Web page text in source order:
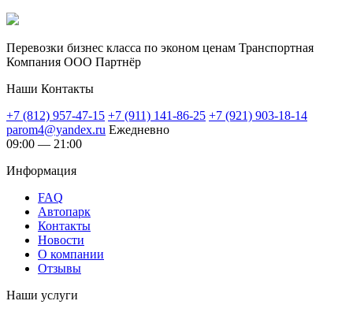
Перевозки бизнес класса по эконом ценам Транспортная
Компания ООО Партнёр
Наши Контакты
+7 (812) 957-47-15 +7 (911) 141-86-25 +7 (921) 903-18-14
parom4@yandex.ru Ежедневно
09:00 — 21:00
Информация
FAQ
Автопарк
Контакты
Новости
О компании
Отзывы
Наши услуги